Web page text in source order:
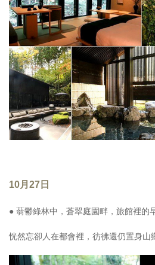
10月27日
● 蓊鬱綠林中，蒼翠庭園畔，旅館裡的
恍然忘卻人在都會裡，彷彿還仍置身山